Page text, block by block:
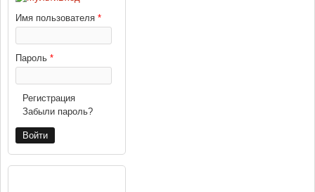
Имя пользователя *
Пароль *
Регистрация
Забыли пароль?